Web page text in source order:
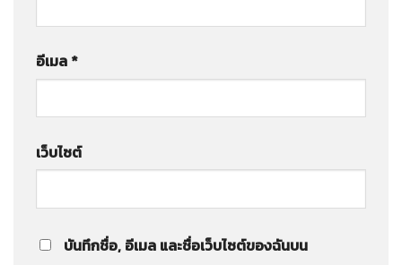
อีเมล *
เว็บไซต์
บันทึกชื่อ, อีเมล และชื่อเว็บไซต์ของฉันบน